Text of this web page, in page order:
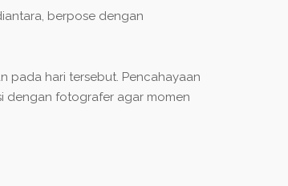
berpose dengan
pada hari tersebut. Pencahayaan
dengan fotografer agar momen